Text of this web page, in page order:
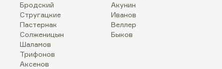
Бродский
Стругацкие
Пастернак
Солженицын
Шаламов
Трифонов
Аксенов
Акунин
Иванов
Веллер
Быков